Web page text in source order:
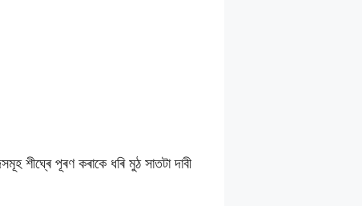
শীঘ্ৰে পূৰণ কৰাকে ধৰি মুঠ সাতটা দাবী